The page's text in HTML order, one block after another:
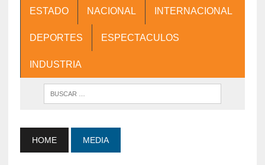
ESTADO NACIONAL INTERNACIONAL
DEPORTES ESPECTACULOS
INDUSTRIA
HOME MEDIA